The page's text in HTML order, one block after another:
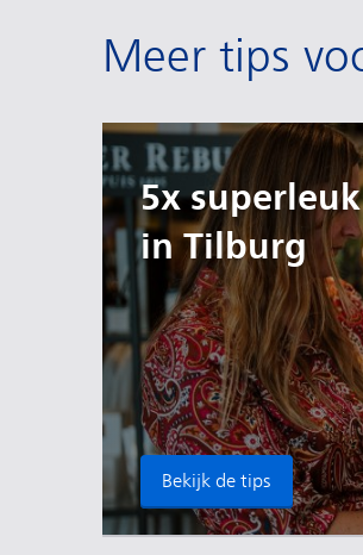
Meer tips
5x
in Tilburg
Bekijk de tips